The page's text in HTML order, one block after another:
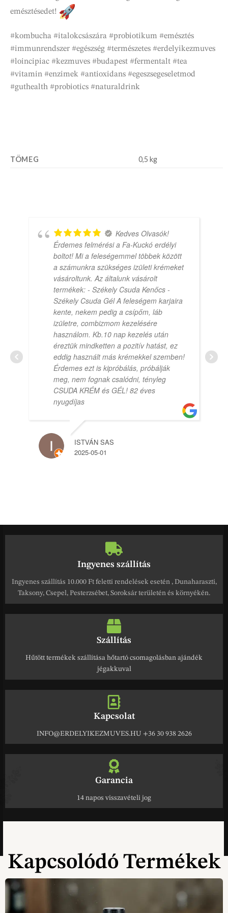
emésztésedet!
#kombucha #italokcsászára #probiotikum #emésztés
#immunrendszer #egészség #természetes #erdelyikezmuves
#loincipiac #kezmuves #budapest #fermentalt #tea
#vitamin #enzimek #antioxidans #egeszsegeseletmod
#guthealth #probiotics #naturaldrink
TÖMEG 0,5 kg
Kedves Olvasók!
Érdemes felmérési a Fa-Kuckó erdélyi
boltot! Mi a feleségemmel többek között
a számunkra szükséges izületi krémeket
vásároltunk. Az általunk vásárolt
termékek: - Székely Csuda Kenőcs -
Székely Csuda Gél A feleségem karjaira
kente, nekem pedig a csípőm, láb
izületre, combizmom kezelésére
használom. Kb.10 nap kezelés után
éreztük mindketten a pozitív hatást, ez
eddig használt más krémekkel szemben!
Érdemes ezt is kipróbálás, próbálják
meg, nem fognak csalódni, tényleg
CSUDA KRÉM és GÉL! 82 éves
nyugdíjas
ISTVÁN SAS
2025-05-01
Ingyenes szállítás
Ingyenes szállítás 10.000 Ft feletti rendelések esetén , Dunaharaszti,
Taksony, Csepel, Pesterzsébet, Soroksár területén és környékén.
Szállítás
Hűtött termékek szállítása hőtartó csomagolásban ajándék
jégakkuval
Kapcsolat
INFO@ERDELYIKEZMUVES.HU +36 30 938 2626
Garancia
14 napos visszavételi jog
Kapcsolódó Termékek